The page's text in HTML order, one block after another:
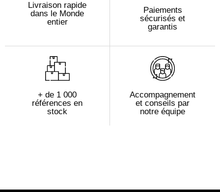
Livraison rapide
dans le Monde
entier
Paiements
sécurisés et
garantis
+ de 1 000
références en
stock
Accompagnement
et conseils par
notre équipe